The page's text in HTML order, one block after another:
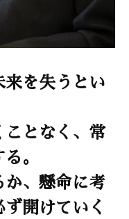
を失うとい
となく、常
。
、懸命に考
開けていく